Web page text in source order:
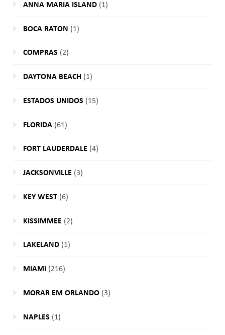
ANNA MARIA ISLAND(1)
BOCA RATON (1)
COMPRAS (2)
DAYTONA BEACH (1)
ESTADOS UNIDOS (15)
FLORIDA(61)
FORT LAUDERDALE (4)
JACKSONVILLE (3)
KEY WEST(6)
KISSIMMEE (2)
LAKELAND(1)
MIAMI (216)
MORAR EM ORLANDO(3)
NAPLES (1)